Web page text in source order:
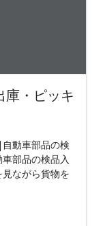
庫・ピッキ
動車部品の検
部品の検品入
ながら貨物を